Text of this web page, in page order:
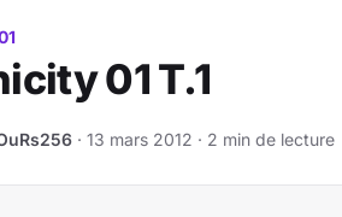
01 T.1
· 13 mars 2012 · 2 min de lecture